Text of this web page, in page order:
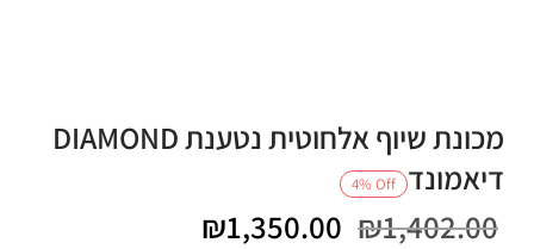
מכונת שיוף אלחוטית נטענת DIAMOND
דיאמונד
4% Off
₪1,402.00
המחיר
₪1,350.00